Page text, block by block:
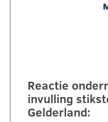
Reactie
invulling
Gelderland: